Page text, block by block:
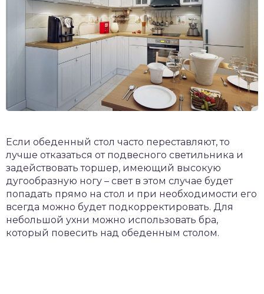
Если обеденный стол часто переставляют, то
лучше отказаться от подвесного светильника и
задействовать торшер, имеющий высокую
дугообразную ногу – свет в этом случае будет
попадать прямо на стол и при необходимости его
всегда можно будет подкорректировать. Для
небольшой ухни можно использовать бра,
который повесить над обеденным столом.